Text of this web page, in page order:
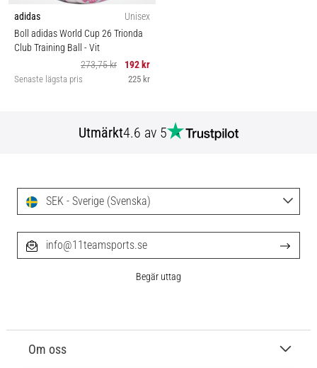
adidas
Unisex
Boll adidas World Cup 26 Trionda
Club Training Ball - Vit
273,75 kr
192 kr
Senaste lägsta pris 225 kr
Utmärkt4.6 av 5
Om oss
SEK - Sverige (Svenska)
info@11teamsports.se
Begär uttag